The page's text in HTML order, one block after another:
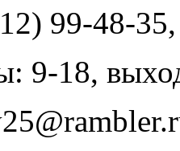
99-48-
9-18,